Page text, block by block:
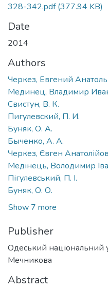
328-342.pdf(377.94 KB)
Date
2014
Authors
Черкез, Евгений
Мединец, Владимир
Свистун, В. К.
Пигулевский, П. И.
Буняк, О. А.
Быченко, А. А.
Черкез, Євген
Медінець, Володимир
Пігулевський, П. І.
Буняк, О. О.
Show 7 more
Publisher
Одеський національний
Мечникова
Abstract